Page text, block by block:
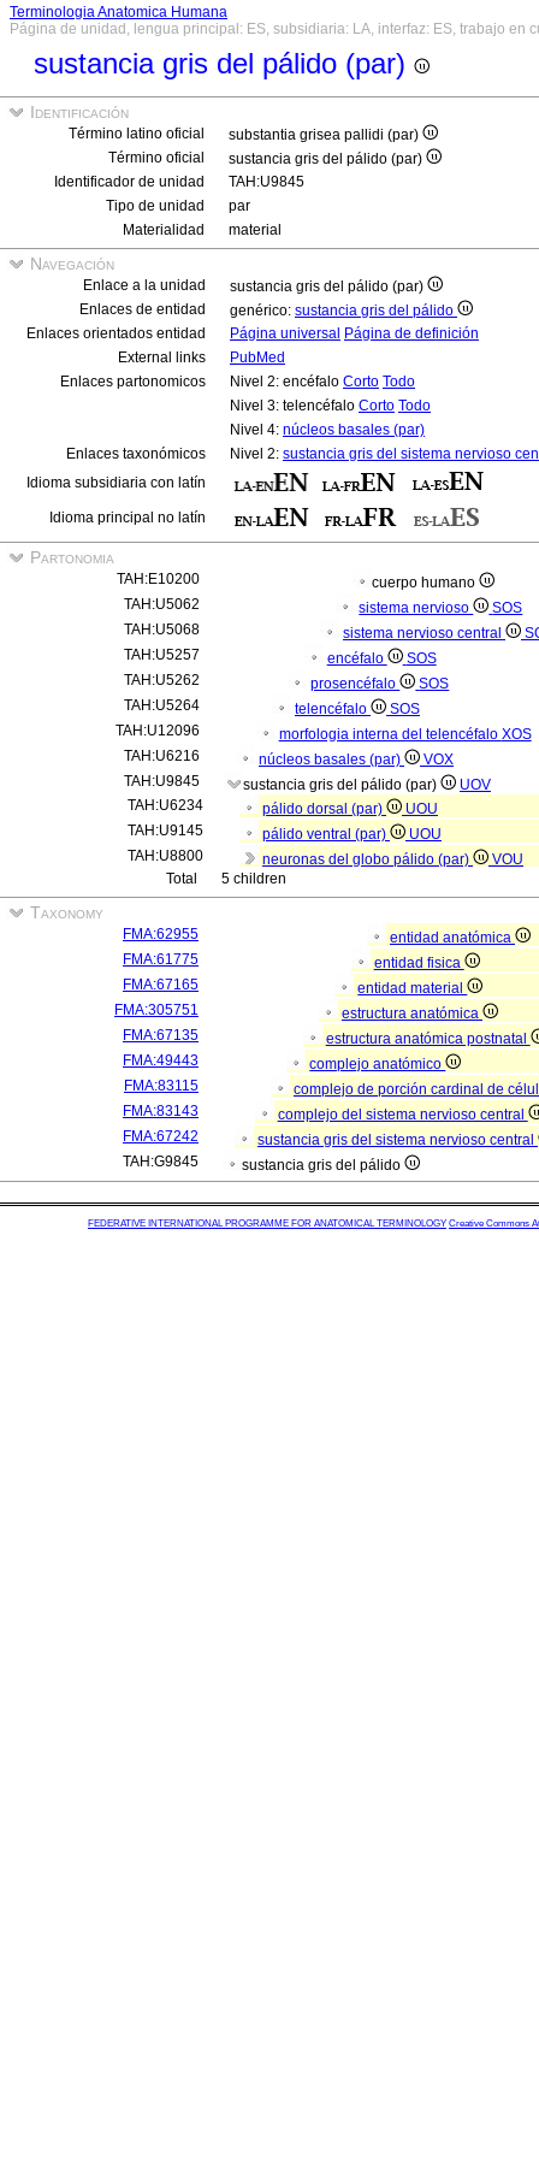
Terminologia Anatomica Humana
Página de unidad, lengua principal: ES, subsidiaria: LA, interfaz: ES, trabajo en
sustancia gris del pálido (par)
Identificación
Término latino oficial
substantia grisea pallidi (par)
Término oficial
sustancia gris del pálido (par)
Identificador de unidad
TAH:U9845
Tipo de unidad
par
Materialidad
material
Navegación
Enlace a la unidad
sustancia gris del pálido (par)
Enlaces de entidad
genérico: sustancia gris del pálido
Enlaces orientados entidad
Página universal Página de definición
External links
PubMed
Enlaces partonomicos
Nivel 2: encéfalo Corto Todo
Nivel 3: telencéfalo Corto Todo
Nivel 4: núcleos basales (par)
Enlaces taxonómicos
Nivel 2: sustancia gris del sistema nervioso
Idioma subsidiaria con latín
Idioma principal no latín
Partonomia
TAH:E10200
cuerpo humano
TAH:U5062
sistema nervioso
SOS
TAH:U5068
sistema nervioso central
TAH:U5257
encéfalo
SOS
TAH:U5262
prosencéfalo
SOS
TAH:U5264
telencéfalo
SOS
TAH:U12096
morfologia interna del telencéfalo XOS
TAH:U6216
núcleos basales (par)
VOX
TAH:U9845
sustancia gris del pálido (par)
UOV
TAH:U6234
pálido dorsal (par)
UOU
TAH:U9145
pálido ventral (par)
UOU
TAH:U8800
neuronas del globo pálido (par)
VOU
Total
5 children
Taxonomy
FMA:62955
entidad anatómica
FMA:61775
entidad fisica
FMA:67165
entidad material
FMA:305751
estructura anatómica
FMA:67135
estructura anatómica postnatal
FMA:49443
complejo anatómico
FMA:83115
complejo de porción cardinal de
FMA:83143
complejo del sistema nervioso central
FMA:67242
sustancia gris del sistema nervioso central
TAH:G9845
sustancia gris del pálido
FEDERATIVE INTERNATIONAL PROGRAMME FOR ANATOMICAL TERMINOLOGY Creative Commons